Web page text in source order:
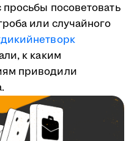
посоветовать
или случайного
к каким
приводили